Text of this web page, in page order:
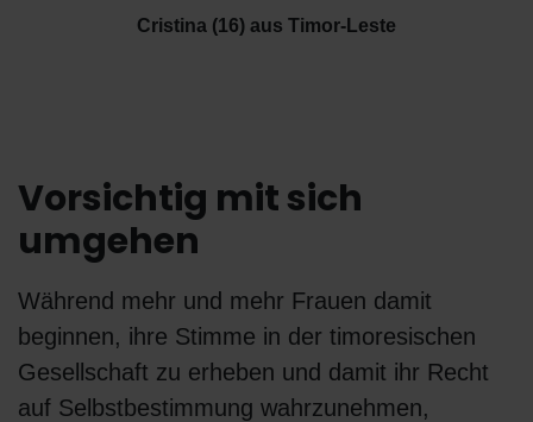
Cristina (16) aus Timor-Leste
Vorsichtig mit sich
umgehen
Während mehr und mehr Frauen damit
beginnen, ihre Stimme in der timoresischen
Gesellschaft zu erheben und damit ihr Recht
auf Selbstbestimmung wahrzunehmen,